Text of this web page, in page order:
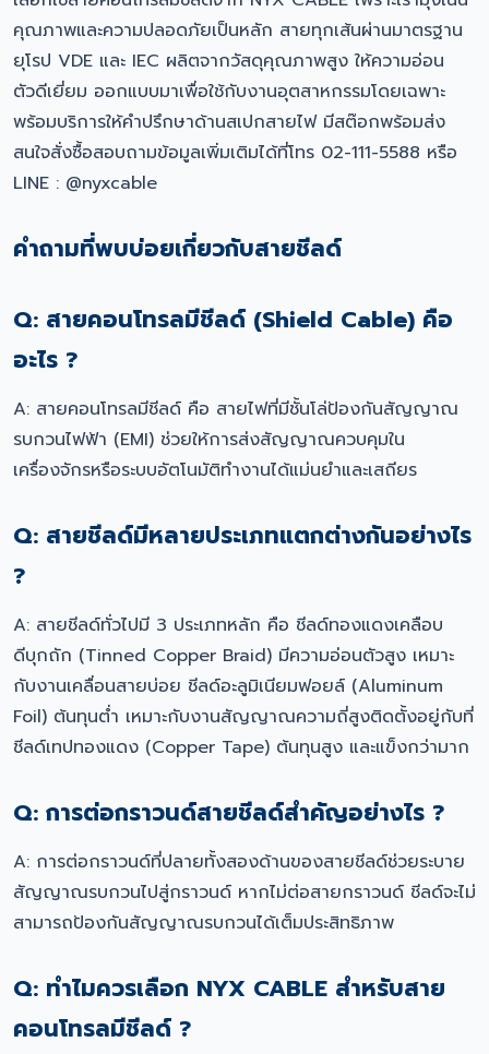
คุณภาพและความปลอดภัยเป็นหลัก สายทุกเส้นผ่านมาตรฐาน
ยุโรป VDE และ IEC ผลิตจากวัสดุคุณภาพสูง ให้ความอ่อน
ตัวดีเยี่ยม ออกแบบมาเพื่อใช้กับงานอุตสาหกรรมโดยเฉพาะ
พร้อมบริการให้คำปรึกษาด้านสเปกสายไฟ มีสต๊อกพร้อมส่ง
สนใจสั่งซื้อสอบถามข้อมูลเพิ่มเติมได้ที่โทร 02-111-5588 หรือ
LINE : @nyxcable
คำถามที่พบบ่อยเกี่ยวกับสายชีลด์
Q: สายคอนโทรลมีชีลด์ (Shield Cable) คือ
อะไร ?
A: สายคอนโทรลมีชีลด์ คือ สายไฟที่มีชั้นโล่ป้องกันสัญญาณ
รบกวนไฟฟ้า (EMI) ช่วยให้การส่งสัญญาณควบคุมใน
เครื่องจักรหรือระบบอัตโนมัติทำงานได้แม่นยำและเสถียร
Q: สายชีลด์มีหลายประเภทแตกต่างกันอย่างไร
?
A: สายชีลด์ทั่วไปมี 3 ประเภทหลัก คือ ชีลด์ทองแดงเคลือบ
ดีบุกถัก (Tinned Copper Braid) มีความอ่อนตัวสูง เหมาะ
กับงานเคลื่อนสายบ่อย ชีลด์อะลูมิเนียมฟอยล์ (Aluminum
Foil) ต้นทุนต่ำ เหมาะกับงานสัญญาณความถี่สูงติดตั้งอยู่กับที่
ชีลด์เทปทองแดง (Copper Tape) ต้นทุนสูง และแข็งกว่ามาก
Q: การต่อกราวนด์สายชีลด์สำคัญอย่างไร ?
A: การต่อกราวนด์ที่ปลายทั้งสองด้านของสายชีลด์ช่วยระบาย
สัญญาณรบกวนไปสู่กราวนด์ หากไม่ต่อสายกราวนด์ ชีลด์จะไม่
สามารถป้องกันสัญญาณรบกวนได้เต็มประสิทธิภาพ
Q: ทำไมควรเลือก NYX CABLE สำหรับสาย
คอนโทรลมีชีลด์ ?